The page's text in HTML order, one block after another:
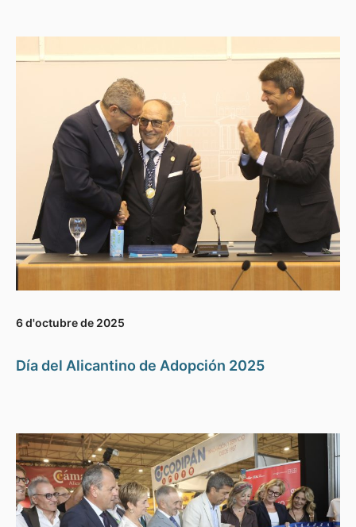
6 d'octubre de 2025
Día del Alicantino de Adopción 2025